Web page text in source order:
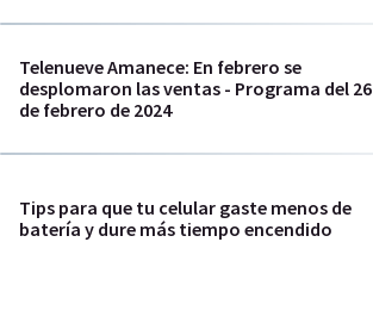
Telenueve Amanece: En febrero se
desplomaron las ventas - Programa del 26
de febrero de 2024
Tips para que tu celular gaste menos de
batería y dure más tiempo encendido